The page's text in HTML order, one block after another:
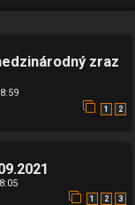
zraz
1 2
1 2 3